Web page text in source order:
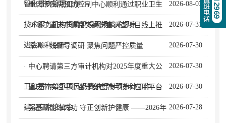
智化慢病管理工作 2026-08-03
· 重庆市疾病预防控制中心顺利通过职业卫生
技术服务机构资质延续现场技术评审 2026-07-31
· 2026年重庆市道路交通伤害调查项目线上推
进会顺利召开 2026-07-30
· 深入一线督导调研 聚焦问题严控质量
2026-07-30
· 中心聘请第三方审计机构对2025年度重大公
卫和基本公卫项目经费进行专项审计工作 2026-07-30
· 重庆市疾控中心召开器官芯片技术应用平台
建设专家论证会 2026-07-28
· 强基赋能练内功 守正创新护健康 ——2026年